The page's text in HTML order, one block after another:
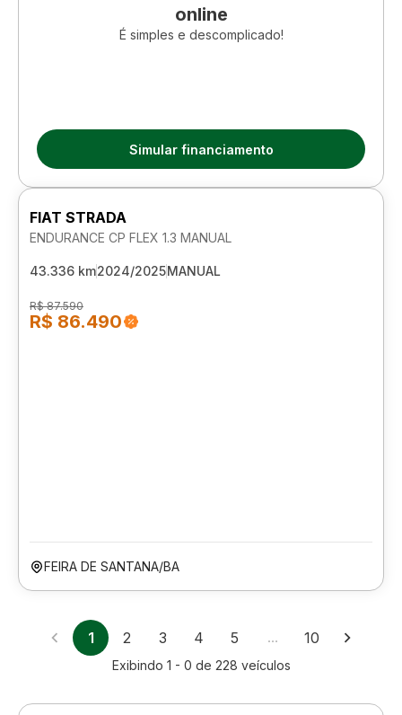
online
É simples e descomplicado!
Simular financiamento
FIAT STRADA
ENDURANCE CP FLEX 1.3 MANUAL
43.336 km2024/2025MANUAL
R$ 87.590
R$ 86.490
FEIRA DE SANTANA/BA
1 2 3 4 5 … 10
Exibindo 1 - 0 de 228 veículos